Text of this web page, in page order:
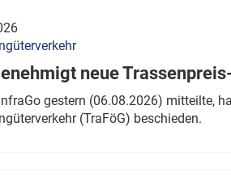
Wer spricht für
Infrastruktur &
ÖPNV
neue
gestern (06.08.2026) mitteilte,
(TraFöG) beschieden.